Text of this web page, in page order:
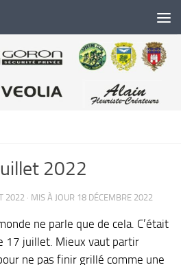
2022
2022 · MIS À JOUR 18 DÉCEMBRE 2022
ne parle que de cela. C’était
17 juillet. Mieux vaut partir
ne pas finir grillé comme une